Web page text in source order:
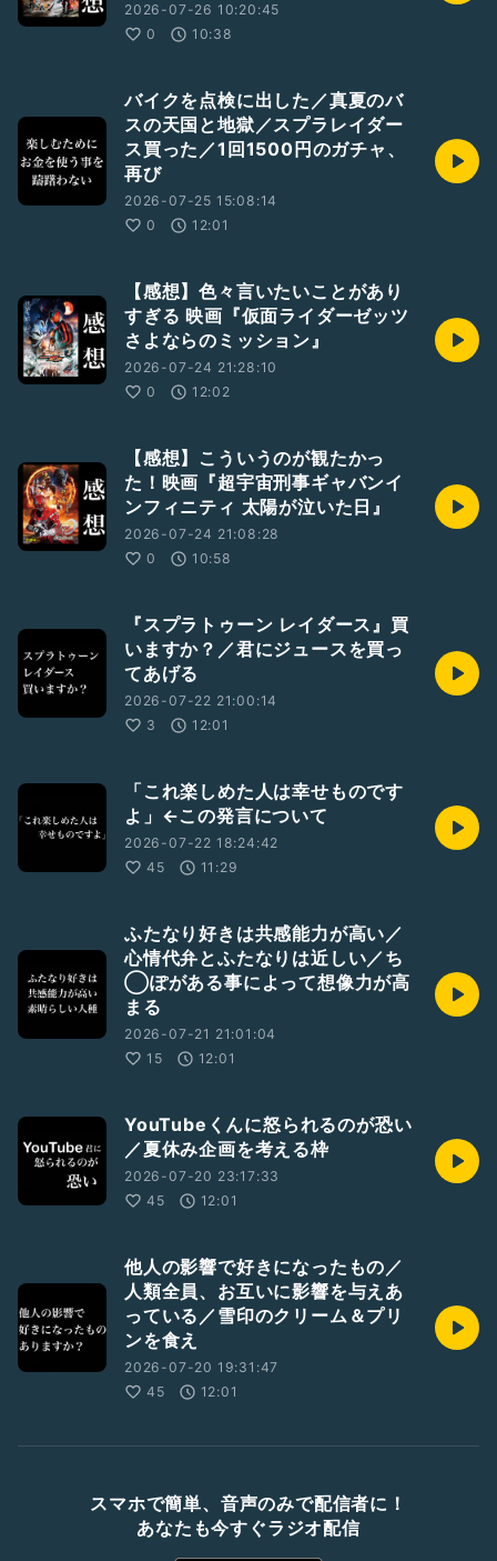
2026-07-26 10:20:45
0
10:38
バイクを点検に出した／真夏のバ
スの天国と地獄／スプラレイダー
ス買った／1回1500円のガチャ、
再び
2026-07-25 15:08:14
0
12:01
【感想】色々言いたいことがあり
すぎる 映画『仮面ライダーゼッツ
さよならのミッション』
2026-07-24 21:28:10
0
12:02
【感想】こういうのが観たかっ
た！映画『超宇宙刑事ギャバンイ
ンフィニティ 太陽が泣いた日』
2026-07-24 21:08:28
0
10:58
『スプラトゥーン レイダース』買
いますか？／君にジュースを買っ
てあげる
2026-07-22 21:00:14
3
12:01
「これ楽しめた人は幸せものです
よ」←この発言について
2026-07-22 18:24:42
45
11:29
ふたなり好きは共感能力が高い／
心情代弁とふたなりは近しい／ち
◯ぽがある事によって想像力が高
まる
2026-07-21 21:01:04
15
12:01
YouTubeくんに怒られるのが恐い
／夏休み企画を考える枠
2026-07-20 23:17:33
45
12:01
他人の影響で好きになったもの／
人類全員、お互いに影響を与えあ
っている／雪印のクリーム＆プリ
ンを食え
2026-07-20 19:31:47
45
12:01
スマホで簡単、音声のみで配信者に！
あなたも今すぐラジオ配信